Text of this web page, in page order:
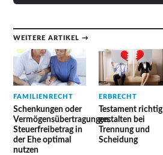
WEITERE ARTIKEL →
FAMILIENRECHT
Schenkungen oder
Vermögensübertragungen:
Steuerfreibetrag in
der Ehe optimal
nutzen
ERBRECHT
Testament richtig
gestalten bei
Trennung und
Scheidung